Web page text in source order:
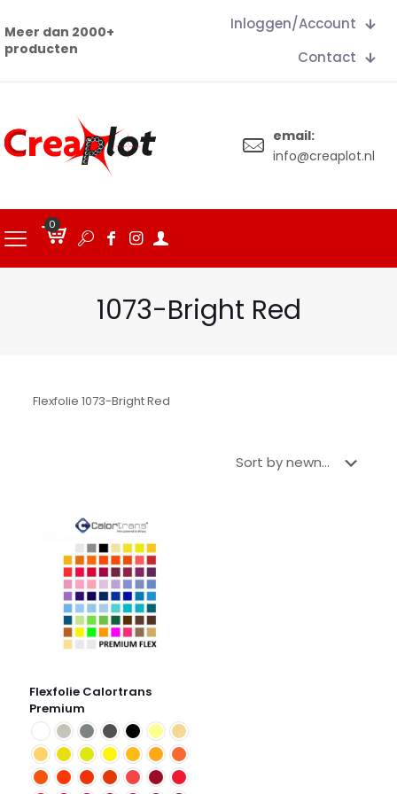
Meer dan 2000+
producten
Inloggen/Account
Contact
email:
info@creaplot.nl
0
1073-Bright Red
Flexfolie 1073-Bright Red
Flexfolie Calortrans
Premium